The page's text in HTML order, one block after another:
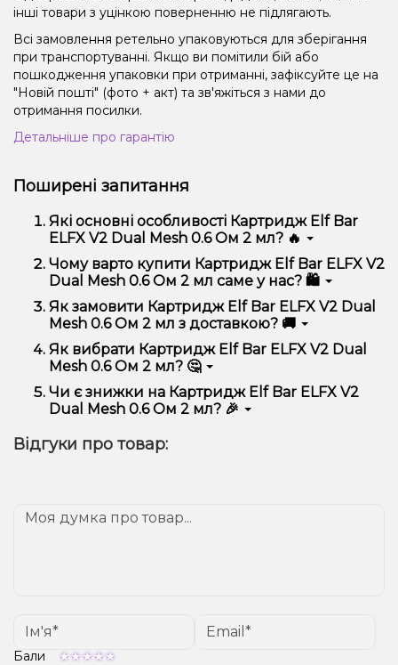
інші товари з уцінкою поверненню не підлягають.
Всі замовлення ретельно упаковуються для зберігання
при транспортуванні. Якщо ви помітили бій або
пошкодження упаковки при отриманні, зафіксуйте це на
"Новій пошті" (фото + акт) та зв'яжіться з нами до
отримання посилки.
Детальніше про гарантію
Поширені запитання
Які основні особливості Картридж Elf Bar
ELFX V2 Dual Mesh 0.6 Ом 2 мл? 🔥
Картридж Elf Bar ELFX V2 Dual Mesh 0.6 Ом 2 мл
відрізняється високою якістю, зручністю
використання та надійністю.
Чому варто купити Картридж Elf Bar ELFX V2
Dual Mesh 0.6 Ом 2 мл саме у нас? 🛍️
Ми пропонуємо тільки оригінальну продукцію,
широкий асортимент, вигідні ціни та швидку
доставку. Крім того, у нас регулярні акції та знижки
для клієнтів!
Як замовити Картридж Elf Bar ELFX V2 Dual
Mesh 0.6 Ом 2 мл з доставкою? 🚚
Оформити замовлення можна в кілька кліків:
Додайте Картридж Elf Bar ELFX V2 Dual Mesh
0.6 Ом 2 мл до кошика.
Перейдіть до оформлення замовлення.
Підтвердіть замовлення – ми швидко
надішлемо його вам!
Як вибрати Картридж Elf Bar ELFX V2 Dual
Mesh 0.6 Ом 2 мл? 🤔
Вибір залежить від ваших уподобань – наприклад,
якщо це кальян, враховуйте розмір, матеріал та тип
чаші, якщо вейп – потужність та смак. Наші
варіант.
Чи є знижки на Картридж Elf Bar ELFX V2
Dual Mesh 0.6 Ом 2 мл? 🎉
спеціальні пропозиції. Слідкуйте за оновленнями на
Відгуки про товар:
Бали